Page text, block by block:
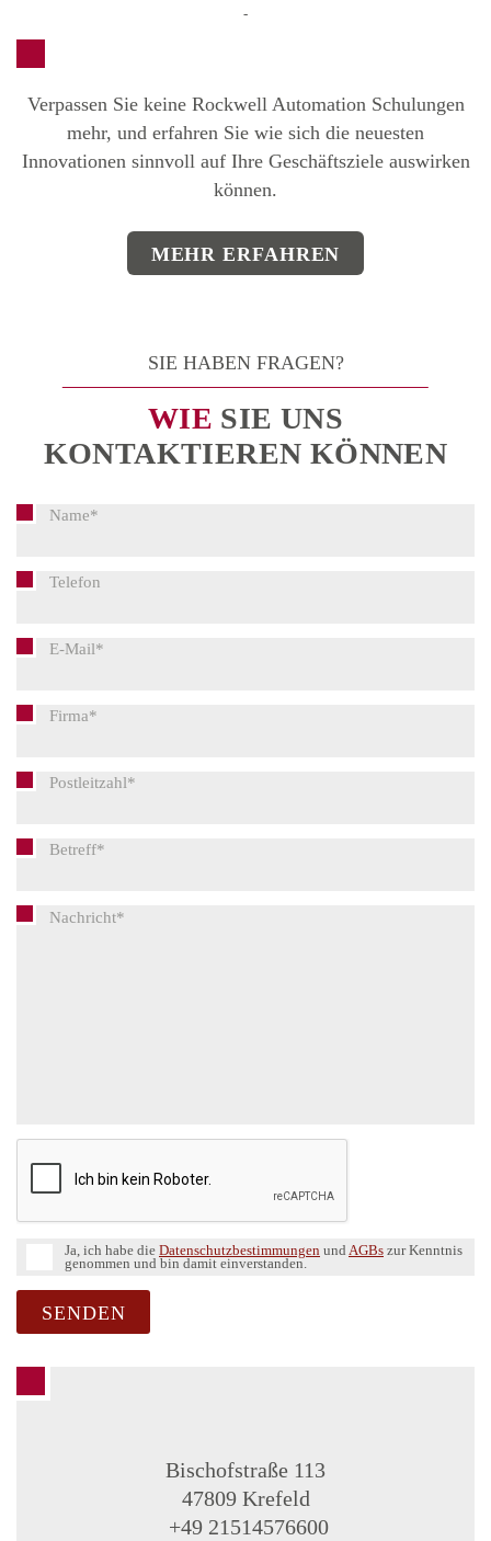
-
Verpassen Sie keine Rockwell Automation Schulungen
mehr, und erfahren Sie wie sich die neuesten
Innovationen sinnvoll auf Ihre Geschäftsziele auswirken
können.
MEHR ERFAHREN
SIE HABEN FRAGEN?
WIE SIE UNS
KONTAKTIEREN KÖNNEN
Ja, ich habe die Datenschutzbestimmungen und AGBs zur Kenntnis
genommen und bin damit einverstanden.
SENDEN
Bischofstraße 113
47809 Krefeld
+49 21514576600